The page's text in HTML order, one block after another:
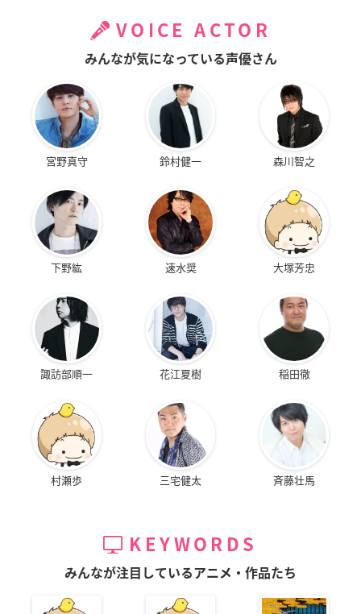
VOICE ACTOR
みんなが気になっている声優さん
宮野真守 鈴村健一 森川智之
下野紘 速水奨 大塚芳忠
諏訪部順一 花江夏樹 稲田徹
村瀬歩 三宅健太 斉藤壮馬
KEYWORDS
みんなが注目しているアニメ・作品たち